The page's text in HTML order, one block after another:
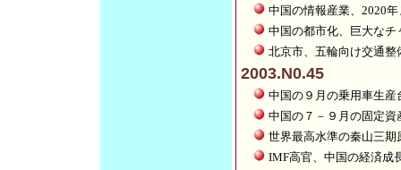
中国の情報産業、2020
中国の都市化、巨大なチ
北京市、五輪向け交通整
2003.N0.45
中国の９月の乗用車生産
中国の７－９月の固定資
世界最高水準の秦山三期
IMF高官、中国の経済成